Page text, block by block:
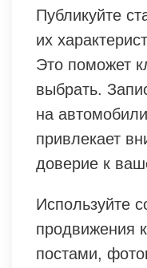
Публикуйте
их
Это поможет
выбрать.
на
привлекает
доверие к
Используйте
продвижения
постами,